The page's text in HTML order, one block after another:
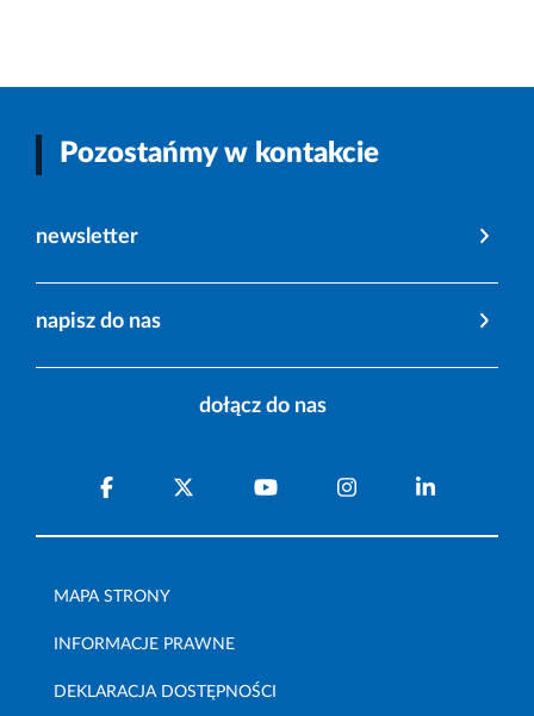
Pozostańmy w kontakcie
newsletter
napisz do nas
dołącz do nas
MAPA STRONY
INFORMACJE PRAWNE
DEKLARACJA DOSTĘPNOŚCI